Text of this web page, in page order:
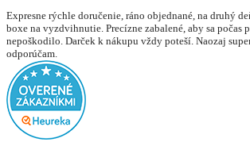
Expresne rýchle doručenie, ráno objednané, na druhý
boxe na vyzdvihnutie. Precízne zabalené, aby sa počas
nepoškodilo. Darček k nákupu vždy poteší. Naozaj
odporúčam.